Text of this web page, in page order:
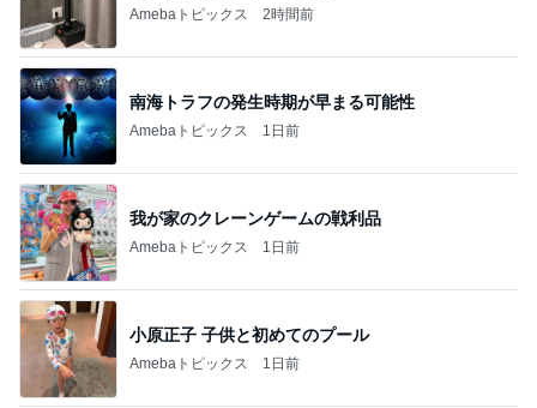
Amebaトピックス 2時間前
南海トラフの発生時期が早まる可能性
Amebaトピックス 1日前
我が家のクレーンゲームの戦利品
Amebaトピックス 1日前
小原正子 子供と初めてのプール
Amebaトピックス 1日前